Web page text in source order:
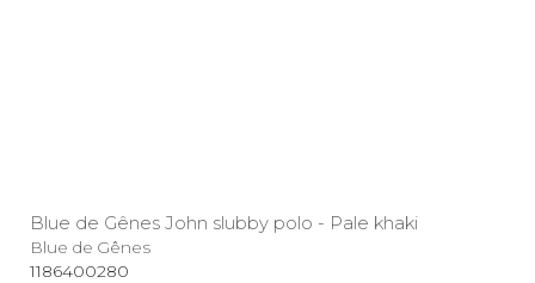
Blue de Gênes John slubby polo - Pale khaki
Blue de Gênes
1186400280